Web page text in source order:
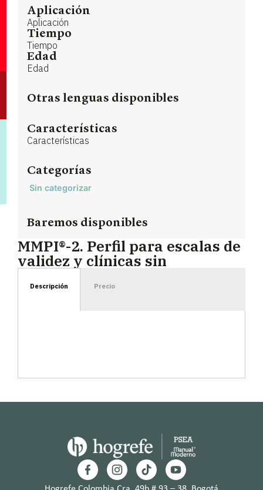
Aplicación
Aplicación
Tiempo
Tiempo
Edad
Edad
Otras lenguas disponibles
Características
Características
Categorías
Sin categorizar
Baremos disponibles
MMPI®-2. Perfil para escalas de
validez y clínicas sin
Descripción Precio